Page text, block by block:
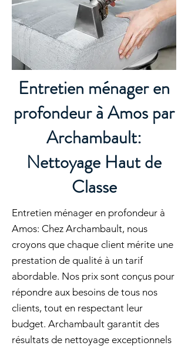
Entretien ménager en
profondeur à Amos par
Archambault:
Nettoyage Haut de
Classe
Entretien ménager en profondeur à
Amos: Chez Archambault, nous
croyons que chaque client mérite une
prestation de qualité à un tarif
abordable. Nos prix sont conçus pour
répondre aux besoins de tous nos
clients, tout en respectant leur
budget. Archambault garantit des
résultats de nettoyage exceptionnels